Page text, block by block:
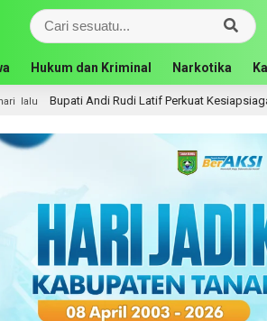
Hukum dan Kriminal Narkotika
Andi Rudi Latif Perkuat Kesiapsiagaan